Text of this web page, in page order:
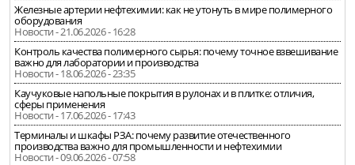
Железные артерии нефтехимии: как не утонуть в мире полимерного
оборудования
Новости - 21.06.2026 - 16:28
Контроль качества полимерного сырья: почему точное взвешивание
важно для лаборатории и производства
Новости - 18.06.2026 - 23:35
Каучуковые напольные покрытия в рулонах и в плитке: отличия,
сферы применения
Новости - 17.06.2026 - 17:43
Терминалы и шкафы РЗА: почему развитие отечественного
производства важно для промышленности и нефтехимии
Новости - 09.06.2026 - 07:58